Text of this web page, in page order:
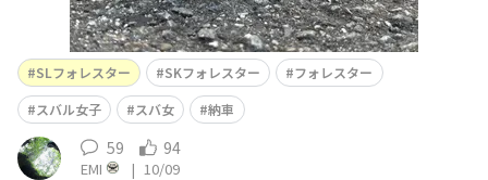
SLフォレスター SKフォレスター
フォレスター
スバル女子
スバ女 納車
59 94
EMI | 10/09